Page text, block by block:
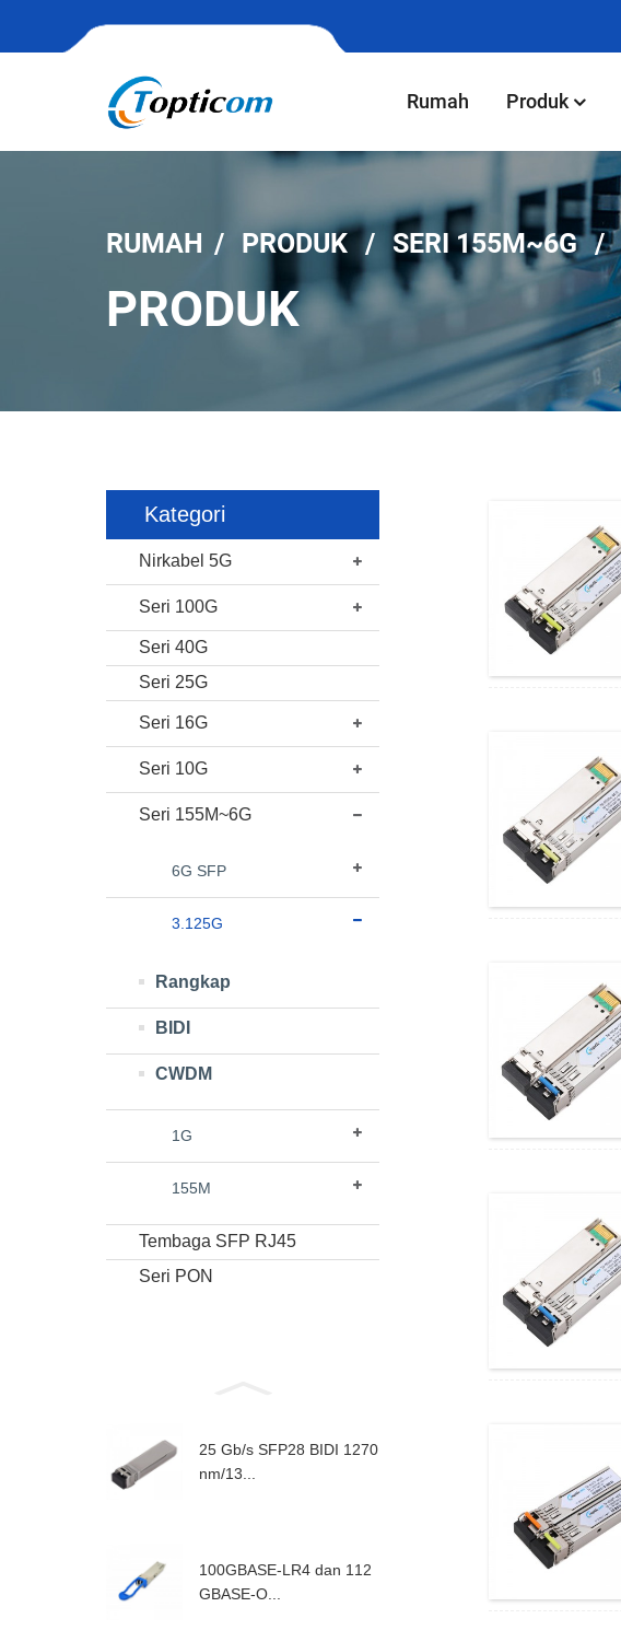
Rumah Produk
RUMAH PRODUK SERI 155M~6G
PRODUK
Kategori
Nirkabel 5G
Seri 100G
Seri 40G
Seri 25G
Seri 16G
Seri 10G
Seri 155M~6G
6G SFP
3.125G
Rangkap
BIDI
CWDM
1G
155M
Tembaga SFP RJ45
Seri PON
25 Gb/s SFP28 BIDI 1270
nm/13...
100GBASE-LR4 dan 112
GBASE-O...